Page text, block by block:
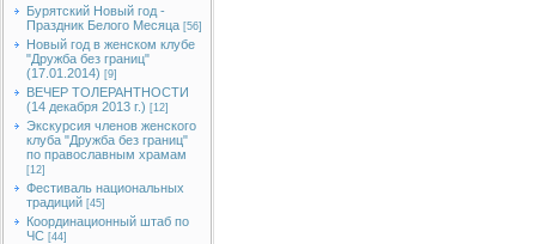
Бурятский Новый год -
Праздник Белого Месяца [56]
Новый год в женском клубе
"Дружба без границ"
(17.01.2014) [9]
ВЕЧЕР ТОЛЕРАНТНОСТИ
(14 декабря 2013 г.) [12]
Экскурсия членов женского
клуба "Дружба без границ"
по православным храмам
[12]
Фестиваль национальных
традиций [45]
Координационный штаб по
ЧС [44]